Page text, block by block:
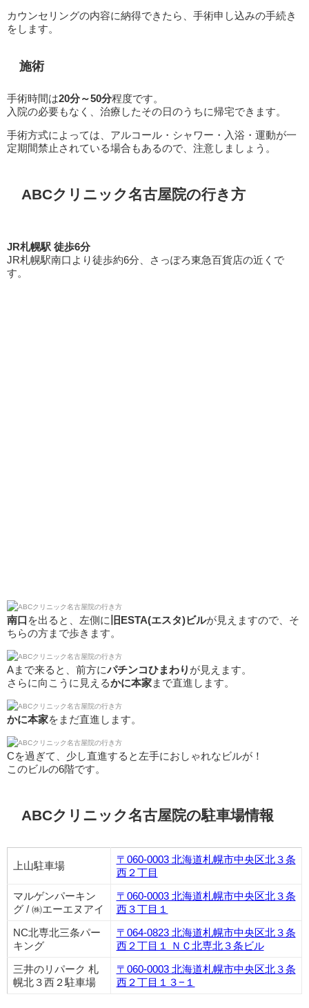
カウンセリングの内容に納得できたら、手術申し込みの手続き
をします。
施術
手術時間は20分～50分程度です。
入院の必要もなく、治療したその日のうちに帰宅できます。
手術方式によっては、アルコール・シャワー・入浴・運動が一
定期間禁止されている場合もあるので、注意しましょう。
ABCクリニック名古屋院の行き方
JR札幌駅 徒歩6分
JR札幌駅南口より徒歩約6分、さっぽろ東急百貨店の近くで
す。
南口 を出ると、左側に 旧ESTA(エスタ)ビルが見えますので、そ
ちらの方まで歩きます。
Aまで来ると、前方に パチンコひまわり が見えます。
さらに向こうに見えるかに本家 まで直進します。
かに本家をまだ直進します。
Cを過ぎて、少し直進すると左手におしゃれなビルが！
このビルの6階です。
ABCクリニック名古屋院の駐車場情報
上山駐車場
〒060-0003 北海道札幌市中央区北３条
西２丁目
マルゲンパーキン
グ / ㈱エーエヌアイ
〒060-0003 北海道札幌市中央区北３条
西３丁目１
NC北専北三条パー
キング
〒064-0823 北海道札幌市中央区北３条
西２丁目１ ＮＣ北専北３条ビル
三井のリパーク 札
幌北３西２駐車場
〒060-0003 北海道札幌市中央区北３条
西２丁目１３−１